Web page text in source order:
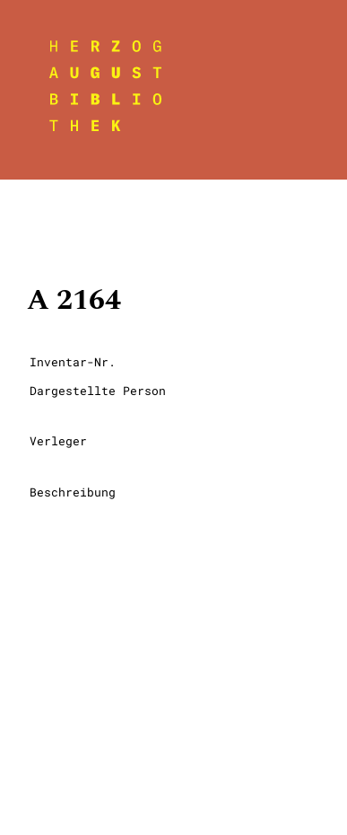
A 2164
Inventar-Nr.
Dargestellte Person
Verleger
Beschreibung